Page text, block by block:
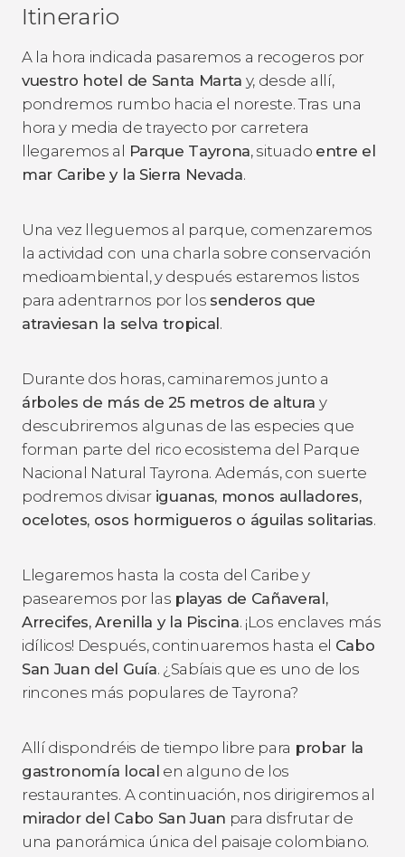
Itinerario
A la hora indicada pasaremos a recogeros por
vuestro hotel de Santa Marta y, desde allí,
pondremos rumbo hacia el noreste. Tras una
hora y media de trayecto por carretera
llegaremos al Parque Tayrona, situado entre el
mar Caribe y la Sierra Nevada.
Una vez lleguemos al parque, comenzaremos
la actividad con una charla sobre conservación
medioambiental, y después estaremos listos
para adentrarnos por los senderos que
atraviesan la selva tropical.
Durante dos horas, caminaremos junto a
árboles de más de 25 metros de altura y
descubriremos algunas de las especies que
forman parte del rico ecosistema del Parque
Nacional Natural Tayrona. Además, con suerte
podremos divisar iguanas, monos aulladores,
ocelotes, osos hormigueros o águilas solitarias.
Llegaremos hasta la costa del Caribe y
pasearemos por las playas de Cañaveral,
Arrecifes, Arenilla y la Piscina. ¡Los enclaves más
idílicos! Después, continuaremos hasta el Cabo
San Juan del Guía. ¿Sabíais que es uno de los
rincones más populares de Tayrona?
Allí dispondréis de tiempo libre para probar la
gastronomía local en alguno de los
restaurantes. A continuación, nos dirigiremos al
mirador del Cabo San Juan para disfrutar de
una panorámica única del paisaje colombiano.